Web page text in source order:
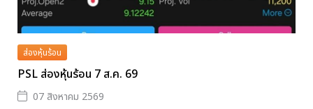
ส่องหุ้นร้อน
PSL ส่องหุ้นร้อน 7 ส.ค. 69
07 สิงหาคม 2569